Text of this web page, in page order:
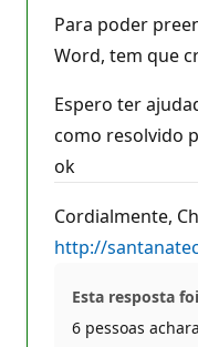
Para poder
Word, tem que
Espero ter
como resolvido
ok
Cordialmente,
http://
Esta resposta
6 pessoas